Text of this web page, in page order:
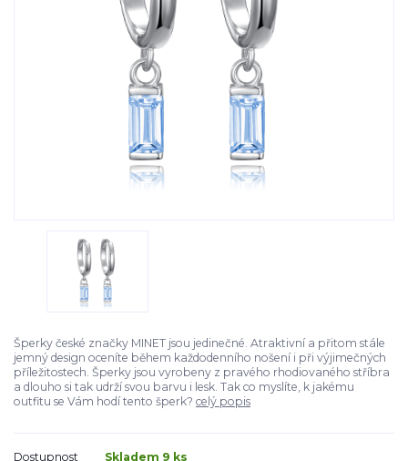
Šperky české značky MINET jsou jedinečné. Atraktivní a přitom stále
jemný design oceníte během každodenního nošení i při výjimečných
příležitostech. Šperky jsou vyrobeny z pravého rhodiovaného stříbra
a dlouho si tak udrží svou barvu i lesk. Tak co myslíte, k jakému
outfitu se Vám hodí tento šperk? celý popis
Dostupnost Skladem 9 ks